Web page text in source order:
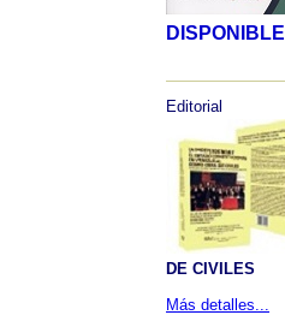
DISPONIBLE
Editorial
DE CIVILES
Más detalles...